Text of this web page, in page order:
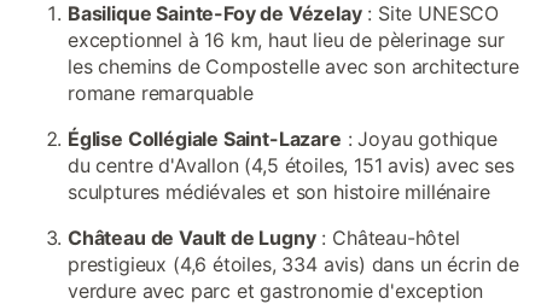
Basilique Sainte-Foy de Vézelay: Site UNESCO
exceptionnel à 16 km, haut lieu de pèlerinage sur
les chemins de Compostelle avec son architecture
romane remarquable
Église Collégiale Saint-Lazare : Joyau gothique
du centre d'Avallon (4,5 étoiles, 151 avis) avec ses
sculptures médiévales et son histoire millénaire
Château de Vault de Lugny: Château-hôtel
prestigieux (4,6 étoiles, 334 avis) dans un écrin de
verdure avec parc et gastronomie d'exception